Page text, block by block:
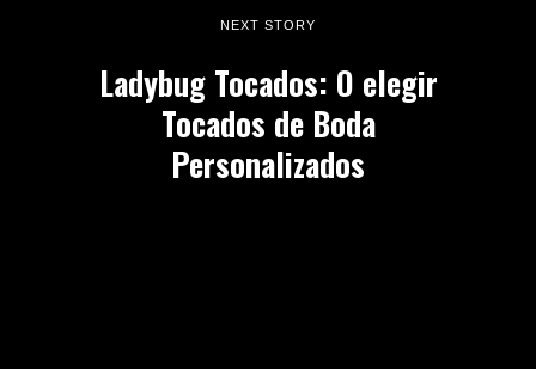
NEXT STORY
Ladybug Tocados: O elegir
Tocados de Boda
Personalizados